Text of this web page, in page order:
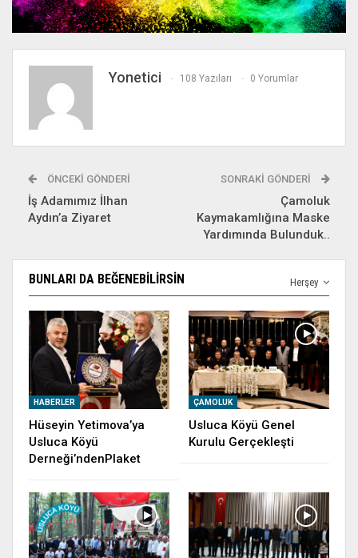
Yonetici 108 Yazıları 0 Yorumlar
ÖNCEKI GÖNDERI
İş Adamımız İlhan
Aydın’a Ziyaret
SONRAKI GÖNDERI
Çamoluk
Kaymakamlığına Maske
Yardımında Bulunduk..
Herşey
BUNLARI DA BEĞENEBILIRSIN
HABERLER
Hüseyin Yetimova’ya
Usluca Köyü
Derneği’ndenPlaket
ÇAMOLUK
Usluca Köyü Genel
Kurulu Gerçekleşti